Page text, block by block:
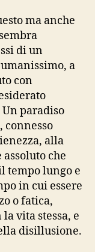
ma anche
di un
a
con
paradiso
connesso
alla
che
tempo lungo e
in cui essere
o fatica,
vita stessa, e
disillusione.